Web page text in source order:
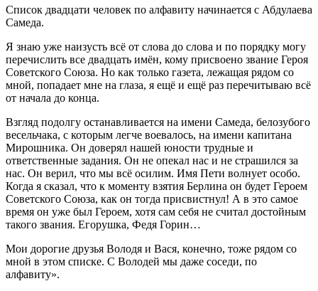
Список двадцати человек по алфавиту начинается с Абдулаева
Самеда.
Я знаю уже наизусть всё от слова до слова и по порядку могу
перечислить все двадцать имён, кому присвоено звание Героя
Советского Союза. Но как только газета, лежащая рядом со
мной, попадает мне на глаза, я ещё и ещё раз перечитываю всё
от начала до конца.
Взгляд подолгу останавливается на имени Самеда, белозубого
весельчака, с которым легче воевалось, на имени капитана
Мирошника. Он доверял нашей юности трудные и
ответственные задания. Он не опекал нас и не страшился за
нас. Он верил, что мы всё осилим. Имя Пети волнует особо.
Когда я сказал, что к моменту взятия Берлина он будет Героем
Советского Союза, как он тогда присвистнул! А в это самое
время он уже был Героем, хотя сам себя не считал достойным
такого звания. Егорушка, Федя Горин…
Мои дорогие друзья Володя и Вася, конечно, тоже рядом со
мной в этом списке. С Володей мы даже соседи, по
алфавиту».